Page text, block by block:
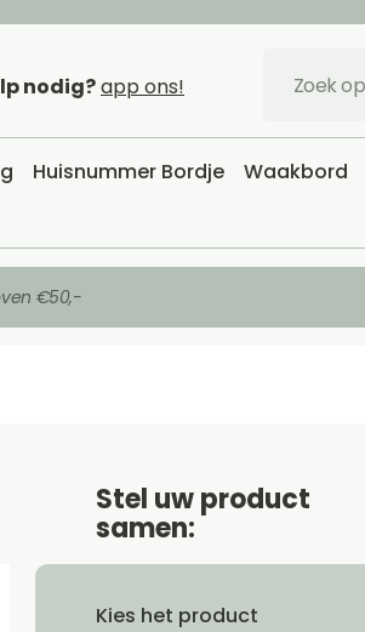
nodig?app ons!
Huisnummer Bordje Waakbord
€50,-
Stel uw product
samen:
Kies het product